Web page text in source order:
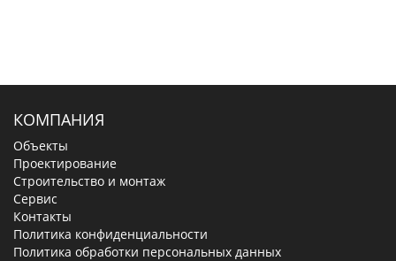
КОМПАНИЯ
Объекты
Проектирование
Строительство и монтаж
Сервис
Контакты
Политика конфиденциальности
Политика обработки персональных данных